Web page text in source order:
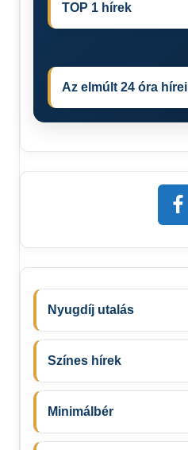
TOP 1 hírek
Az elmúlt 24 óra hírei
Nyugdíj utalás
Színes hírek
Minimálbér